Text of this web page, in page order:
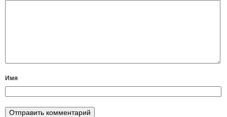
Имя